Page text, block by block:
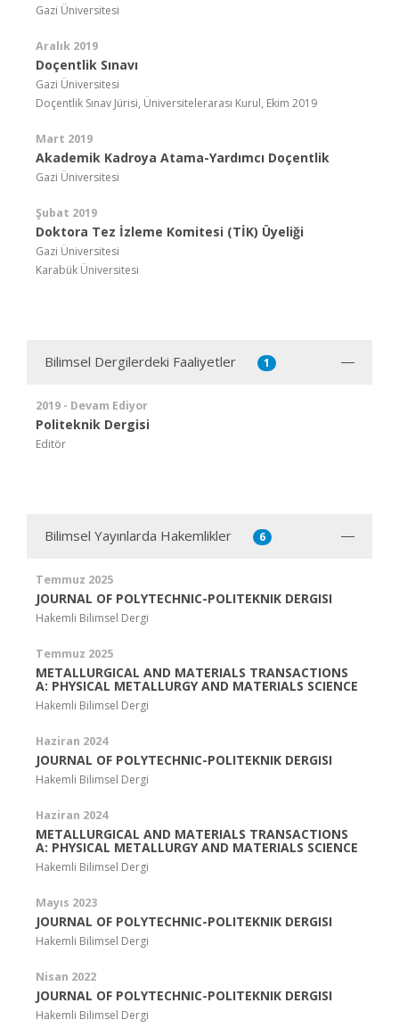
Gazi Üniversitesi
Aralık 2019
Doçentlik Sınavı
Gazi Üniversitesi
Doçentlik Sınav Jürisi, Üniversitelerarası Kurul, Ekim 2019
Mart 2019
Akademik Kadroya Atama-Yardımcı Doçentlik
Gazi Üniversitesi
Şubat 2019
Doktora Tez İzleme Komitesi (TİK) Üyeliği
Gazi Üniversitesi
Karabük Üniversitesi
Bilimsel Dergilerdeki Faaliyetler 1
2019 - Devam Ediyor
Politeknik Dergisi
Editör
Bilimsel Yayınlarda Hakemlikler 6
Temmuz 2025
JOURNAL OF POLYTECHNIC-POLITEKNIK DERGISI
Hakemli Bilimsel Dergi
Temmuz 2025
METALLURGICAL AND MATERIALS TRANSACTIONS
A: PHYSICAL METALLURGY AND MATERIALS SCIENCE
Hakemli Bilimsel Dergi
Haziran 2024
JOURNAL OF POLYTECHNIC-POLITEKNIK DERGISI
Hakemli Bilimsel Dergi
Haziran 2024
METALLURGICAL AND MATERIALS TRANSACTIONS
A: PHYSICAL METALLURGY AND MATERIALS SCIENCE
Hakemli Bilimsel Dergi
Mayıs 2023
JOURNAL OF POLYTECHNIC-POLITEKNIK DERGISI
Hakemli Bilimsel Dergi
Nisan 2022
JOURNAL OF POLYTECHNIC-POLITEKNIK DERGISI
Hakemli Bilimsel Dergi